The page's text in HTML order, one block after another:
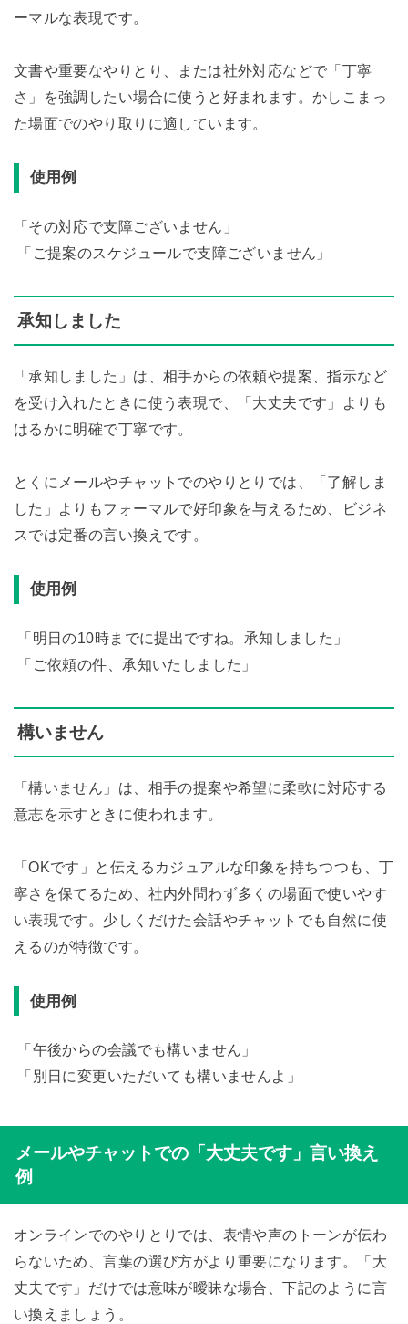
ーマルな表現です。
文書や重要なやりとり、または社外対応などで「丁寧
さ」を強調したい場合に使うと好まれます。かしこまっ
た場面でのやり取りに適しています。
使用例
「その対応で支障ございません」
「ご提案のスケジュールで支障ございません」
承知しました
「承知しました」は、相手からの依頼や提案、指示など
を受け入れたときに使う表現で、「大丈夫です」よりも
はるかに明確で丁寧です。
とくにメールやチャットでのやりとりでは、「了解しま
した」よりもフォーマルで好印象を与えるため、ビジネ
スでは定番の言い換えです。
使用例
「明日の10時までに提出ですね。承知しました」
「ご依頼の件、承知いたしました」
構いません
「構いません」は、相手の提案や希望に柔軟に対応する
意志を示すときに使われます。
「OKです」と伝えるカジュアルな印象を持ちつつも、丁
寧さを保てるため、社内外問わず多くの場面で使いやす
い表現です。少しくだけた会話やチャットでも自然に使
えるのが特徴です。
使用例
「午後からの会議でも構いません」
「別日に変更いただいても構いませんよ」
メールやチャットでの「大丈夫です」言い換え
例
オンラインでのやりとりでは、表情や声のトーンが伝わ
らないため、言葉の選び方がより重要になります。「大
丈夫です」だけでは意味が曖昧な場合、下記のように言
い換えましょう。